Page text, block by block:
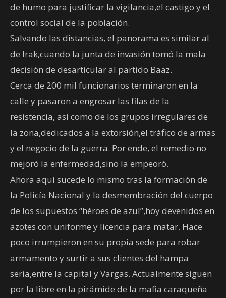
de humo para justificar la vigilancia,el castigo y el
control social de la población.
Salvando las distancias, el panorama es similar al
de Irak,cuando la junta de invasión tomó la mala
decisión de desarticular al partido Baaz.
Cerca de 200 mil funcionarios terminaron en la
calle y pasaron a engrosar las filas de la
resistencia, así como de los grupos irregulares de
la zona,dedicados a la extorsión,el tráfico de armas
y el negocio de la guerra. Por ende, el remedio no
mejoró la enfermedad,sino la empeoró.
Ahora aquí sucede lo mismo tras la formación de
la Policía Nacional y la desmembración del cuerpo
de los supuestos “héroes de azul”,hoy devenidos en
azotes con uniforme y licencia para matar. Hace
poco irrumpieron en su propia sede para robar
armamento y surtir a sus clientes del hampa
seria,entre la capital y Vargas. Actualmente siguen
por la libre en la pirámide de la mafia caraqueña